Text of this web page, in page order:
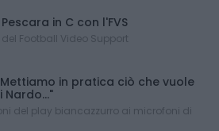
in C con l'FVS
Football Video Support
in pratica ciò che vuole
Nardo..."
del play biancazzurro ai microfoni di